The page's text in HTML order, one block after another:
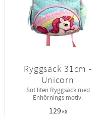
Ryggsäck 31cm -
Unicorn
Söt liten Ryggsäck med
Enhörnings motiv.
129KR